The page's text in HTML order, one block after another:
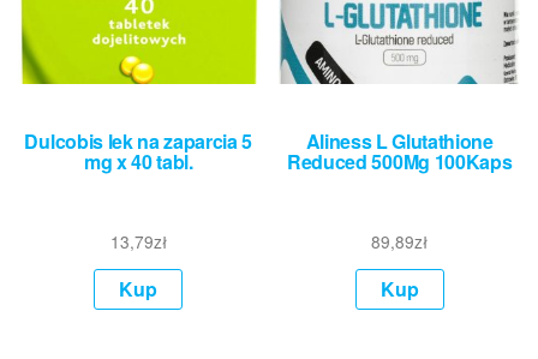
Dulcobis lek na zaparcia 5
mg x 40 tabl.
13,79zł
Kup
Aliness L Glutathione
Reduced 500Mg 100Kaps
89,89zł
Kup